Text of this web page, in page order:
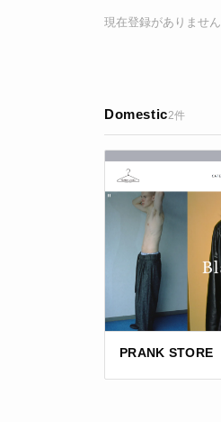
現在登録がありません
Domestic2件
PRANK STORE